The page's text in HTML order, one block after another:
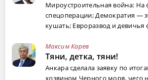
Мироустроительная война: На
спецоперации; Демократия —
кушать; Евроразвод и девичья
Максим Карев
Тяни, детка, тяни!
Анкара сделала заявку по
хозяином Черного моря, чего